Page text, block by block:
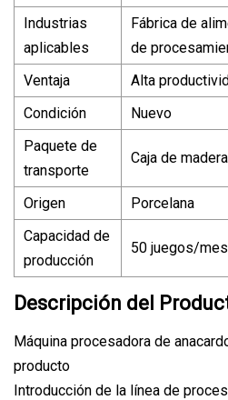
Industrias
aplicables
Fábrica de
de
Ventaja
Alta
Condición
Nuevo
Paquete de
transporte
Caja de
Origen
Porcelana
Capacidad de
producción
50 juegos/mes
Descripción del
Máquina procesadora de
producto
Introducción de la línea de